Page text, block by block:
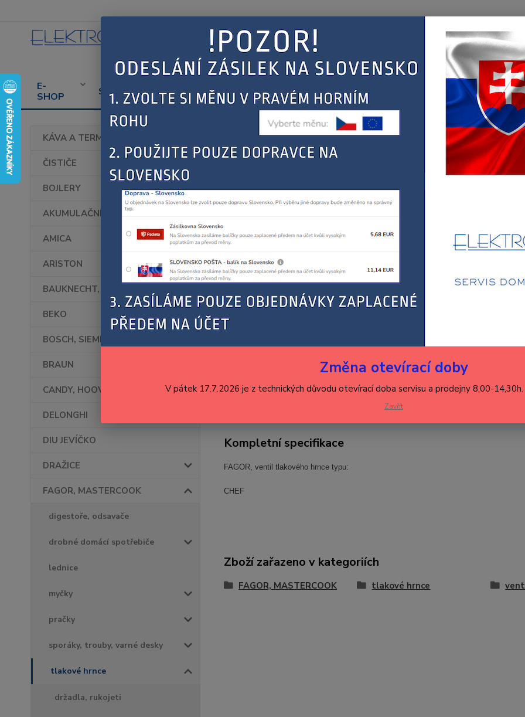
E-
SHOP
SERVIS
SERVISU
SPOTŘEBIČŮ
KONTAKT
(Po-
KÁVA A TERMOHRNKY
ČISTIČE
BOJLERY
AKUMULAČNÍ KAMNA
AMICA
ARISTON
BAUKNECHT, WHIRLPOOL
BEKO
BOSCH, SIEMENS
BRAUN
CANDY, HOOVER
DELONGHI
DIU JEVÍČKO
DRAŽICE
FAGOR, MASTERCOOK
digestoře, odsavače
drobné domácí spotřebiče
lednice
myčky
pračky
sporáky, trouby, varné desky
tlakové hrnce
držadla, rukojeti
FAGOR, MASTERCOOK tlakové hrnce FAGOR VENTIL TLAKOVÉHO
FAGOR VENTIL TLAKOVÉHO
Hlídat
Kompletní specifikace
FAGOR, ventil tlakového hrnce typu:
CHEF
Zboží zařazeno v kategoriích
FAGOR, MASTERCOOK tlakové hrnce
Změna otevírací doby
V pátek 17.7.2026 je z technických důvodu otevírací doba servisu a prodejny 8,00-
Zavřít